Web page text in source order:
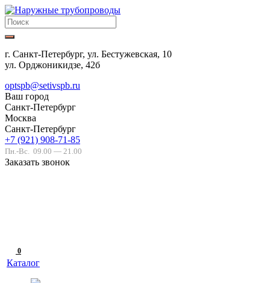
г. Санкт-Петербург, ул. Бестужевская, 10
ул. Орджоникидзе, 42б
optspb@setivspb.ru
Ваш город
Санкт-Петербург
Москва
Санкт-Петербург
+7 (921) 908-71-85
Пн.-Вс. 09.00 — 21.00
Заказать звонок
0
Каталог